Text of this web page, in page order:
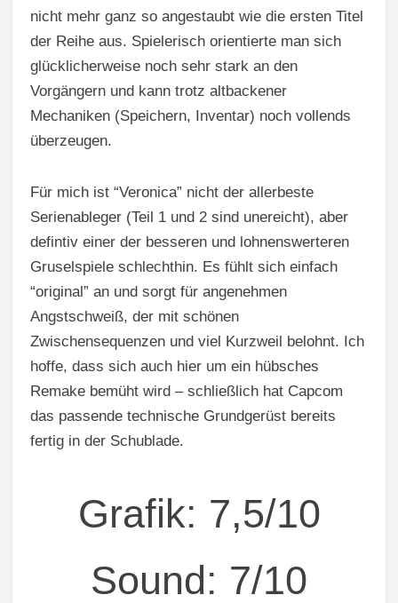
nicht mehr ganz so angestaubt wie die ersten Titel
der Reihe aus. Spielerisch orientierte man sich
glücklicherweise noch sehr stark an den
Vorgängern und kann trotz altbackener
Mechaniken (Speichern, Inventar) noch vollends
überzeugen.
Für mich ist “Veronica” nicht der allerbeste
Serienableger (Teil 1 und 2 sind unereicht), aber
defintiv einer der besseren und lohnenswerteren
Gruselspiele schlechthin. Es fühlt sich einfach
“original” an und sorgt für angenehmen
Angstschweiß, der mit schönen
Zwischensequenzen und viel Kurzweil belohnt. Ich
hoffe, dass sich auch hier um ein hübsches
Remake bemüht wird – schließlich hat Capcom
das passende technische Grundgerüst bereits
fertig in der Schublade.
Grafik: 7,5/10
Sound: 7/10